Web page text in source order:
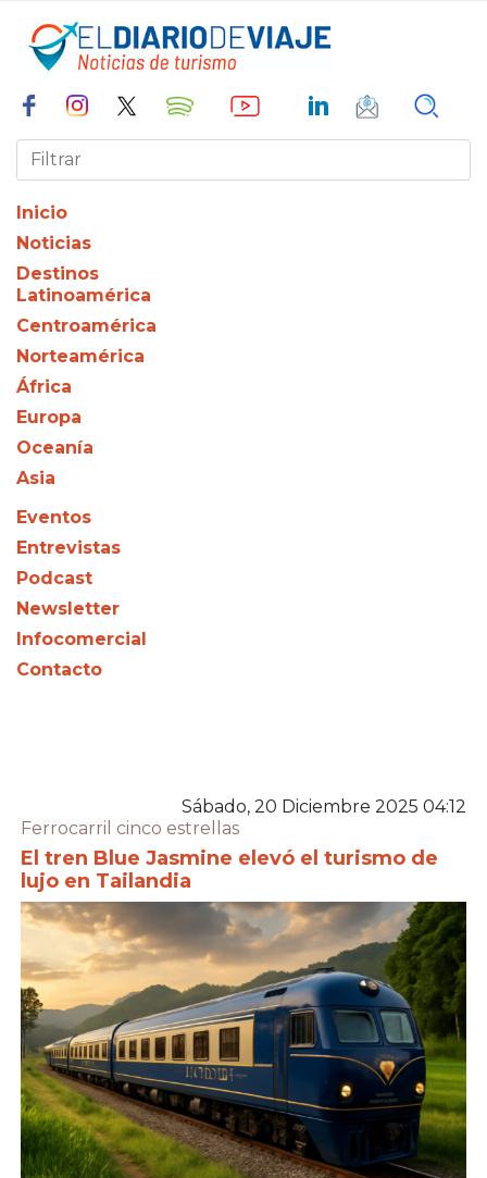
Inicio
Noticias
Destinos
Latinoamérica
Centroamérica
Norteamérica
África
Europa
Oceanía
Asia
Eventos
Entrevistas
Podcast
Newsletter
Infocomercial
Contacto
Sábado, 20 Diciembre 2025 04:12
Ferrocarril cinco estrellas
El tren Blue Jasmine elevó el turismo de
lujo en Tailandia